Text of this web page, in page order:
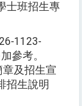
士班招生專
1123-
參考。
及招生宣
招生說明